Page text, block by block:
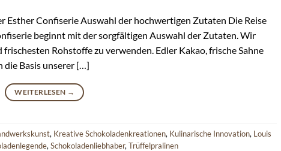
Esther Confiserie Auswahl der hochwertigen Zutaten Die Reise
beginnt mit der sorgfältigen Auswahl der Zutaten. Wir
Rohstoffe zu verwenden. Edler Kakao, frische Sahne
die Basis unserer […]
WEITERLESEN →
, Kreative Schokoladenkreationen, Kulinarische Innovation, Louis
, Schokoladenliebhaber, Trüffelpralinen